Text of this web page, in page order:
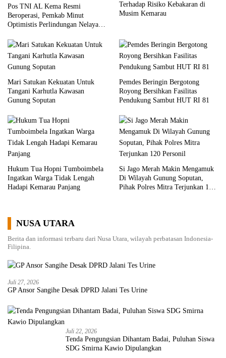
Pos TNI AL Kema Resmi
Beroperasi, Pemkab Minut
Optimistis Perlindungan Nelayan
Terhadap Risiko Kebakaran di
Musim Kemarau
Mari Satukan Kekuatan Untuk
Tangani Karhutla Kawasan
Gunung Soputan
Pemdes Beringin Bergotong
Royong Bersihkan Fasilitas
Pendukung Sambut HUT RI 81
Hukum Tua Hopni Tumboimbela
Ingatkan Warga Tidak Lengah
Hadapi Kemarau Panjang
Si Jago Merah Makin Mengamuk
Di Wilayah Gunung Soputan,
Pihak Polres Mitra Terjunkan 120
NUSA UTARA
Berita dan informasi terbaru dari Nusa Utara, wilayah perbatasan Indonesia-
Filipina.
Juli 27, 2026
GP Ansor Sangihe Desak DPRD Jalani Tes Urine
Juli 22, 2026
Tenda Pengungsian Dihantam Badai, Puluhan Siswa
SDG Smirna Kawio Dipulangkan